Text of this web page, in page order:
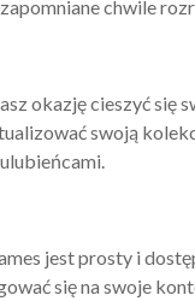
chwile
okazję cieszyć się
swoją
jest prosty i
się na swoje